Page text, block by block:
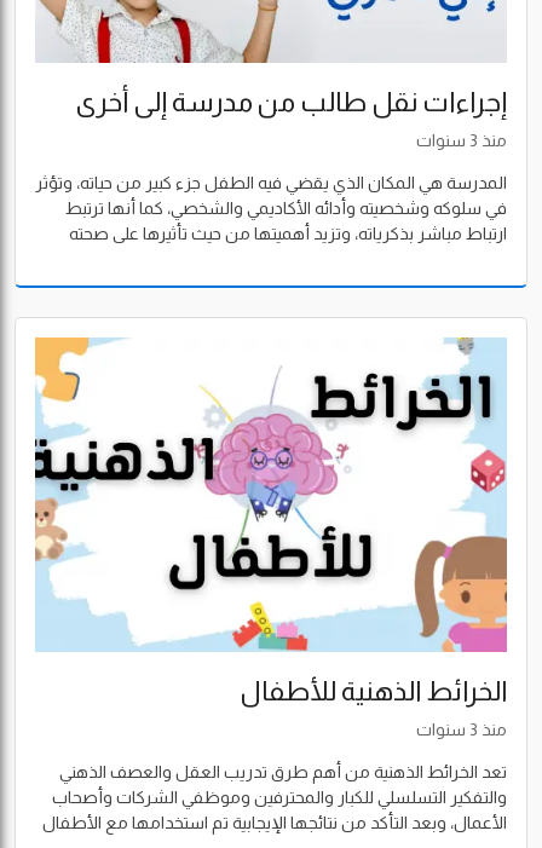
إجراءات نقل طالب من مدرسة إلى أخرى
منذ 3 سنوات
المدرسة هي المكان الذي يقضي فيه الطفل جزء كبير من حياته، وتؤثر
في سلوكه وشخصيته وأدائه الأكاديمي والشخصي، كما أنها ترتبط
ارتباط مباشر بذكرياته، وتزيد أهميتها من حيث تأثيرها على صحته
الخرائط الذهنية للأطفال
منذ 3 سنوات
تعد الخرائط الذهنية من أهم طرق تدريب العقل والعصف الذهني
والتفكير التسلسلي للكبار والمحترفين وموظفي الشركات وأصحاب
الأعمال، وبعد التأكد من نتائجها الإيجابية تم استخدامها مع الأطفال